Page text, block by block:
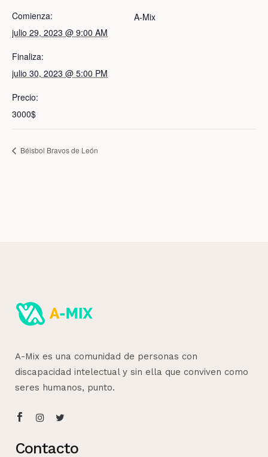
Comienza:
julio 29, 2023 @ 9:00 AM
Finaliza:
julio 30, 2023 @ 5:00 PM
Precio:
3000$
A-Mix
Béisbol Bravos de León
A-Mix es una comunidad de personas con
discapacidad intelectual y sin ella que conviven como
seres humanos, punto.
Contacto